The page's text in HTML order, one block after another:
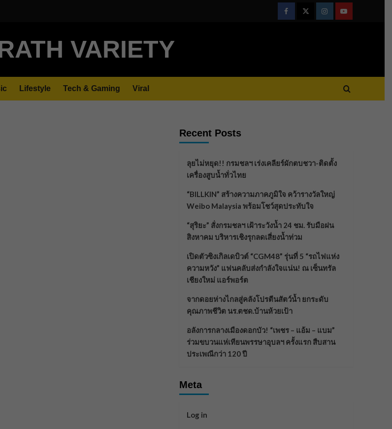
FacebookTwitterInstagramYoutube
VARIETY
Lifestyle Tech & Gaming Viral
Recent Posts
ลุยไม่หยุด!! กรมชลฯ เร่งเคลียร์ผักตบชวา-ติดตั้ง
เครื่องสูบน้ำทั่วไทย
“BILLKIN” สร้างความภาคภูมิใจ คว้ารางวัลใหญ่
Weibo Malaysia พร้อมโชว์สุดประทับใจ
“สุริยะ” สั่งกรมชลฯ เฝ้าระวังน้ำ 24 ชม. รับมือฝน
สิงหาคม บริหารเชิงรุกลดเสี่ยงน้ำท่วม
เปิดตัวซิงเกิลเดบิวต์ “CGM48” รุ่นที่ 5 “รถไฟแห่ง
ความหวัง” แฟนคลับส่งกำลังใจแน่น! ณ เซ็นทรัล
เชียงใหม่ แอร์พอร์ต
จากดอยห่างไกลสู่คลังโปรตีนสัตว์น้ำ ยกระดับ
คุณภาพชีวิต นร.ตชด.บ้านห้วยเป้า
อลังการกลางเมืองดอกบัว! “เพชร – แอ้ม – แบม”
ร่วมขบวนแห่เทียนพรรษาอุบลฯ ครั้งแรก สืบสาน
ประเพณีกว่า 120 ปี
Meta
Log in